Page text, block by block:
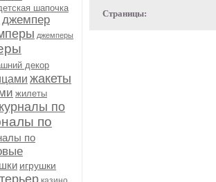
шапочка
джемпер
джемперы
декор
жакеты
жилеты
по
по
по
игрушки
Страницы: